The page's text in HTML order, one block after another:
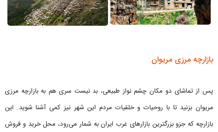
بازارچه مرزی مریوان
پس از تماشای دو مکان چشم نواز طبیعی، بد نیست سری هم به بازارچه مرزی
مریوان بزنید تا با روحیات و خلقیات مردم این شهر نیز کمی آشنا شوید. این
بازارچه که جزو بزرگترین بازارهای غرب ایران به شمار می‌رود، محل خرید و فروش